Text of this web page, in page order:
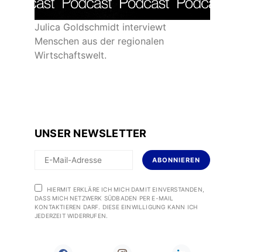
Julica Goldschmidt interviewt
Menschen aus der regionalen
Wirtschaftswelt.
UNSER NEWSLETTER
ABONNIEREN
HIERMIT ERKLÄRE ICH MICH DAMIT EINVERSTANDEN,
DASS MICH NETZWERK SÜDBADEN PER E-MAIL
KONTAKTIEREN DARF. DIESE EINWILLIGUNG KANN ICH
JEDERZEIT WIDERRUFEN.